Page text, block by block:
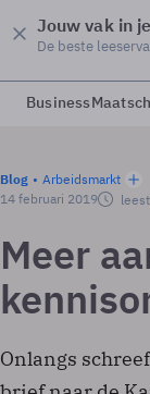
Jouw vak in
De beste
Business
Blog
Arbeidsmarkt
14 februari 2019
Meer
Onlangs